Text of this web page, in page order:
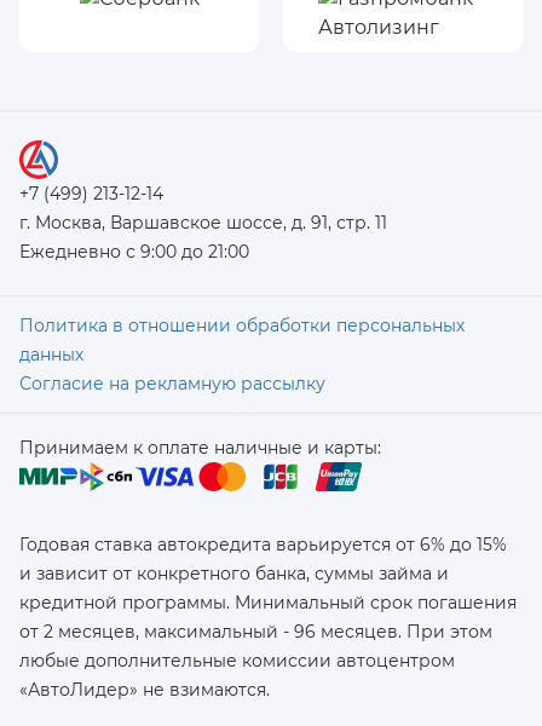
+7 (499) 213-12-14
г. Москва, Варшавское шоссе, д. 91, стр. 11
Ежедневно с 9:00 до 21:00
Политика в отношении обработки персональных
данных
Согласие на рекламную рассылку
Принимаем к оплате наличные и карты:
Годовая ставка автокредита варьируется от 6% до 15%
и зависит от конкретного банка, суммы займа и
кредитной программы. Минимальный срок погашения
от 2 месяцев, максимальный - 96 месяцев. При этом
любые дополнительные комиссии автоцентром
«АвтоЛидер» не взимаются.